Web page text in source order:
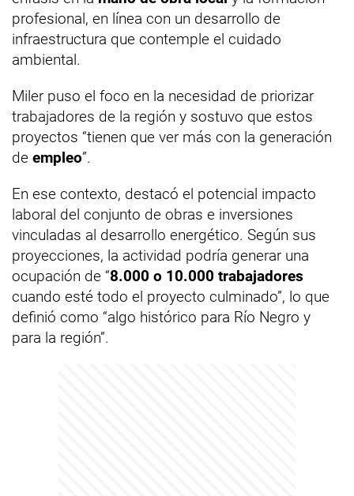
profesional, en línea con un desarrollo de
infraestructura que contemple el cuidado
ambiental.
Miler puso el foco en la necesidad de priorizar
trabajadores de la región y sostuvo que estos
proyectos “tienen que ver más con la generación
de empleo”.
En ese contexto, destacó el potencial impacto
laboral del conjunto de obras e inversiones
vinculadas al desarrollo energético. Según sus
proyecciones, la actividad podría generar una
ocupación de “8.000 o 10.000 trabajadores
cuando esté todo el proyecto culminado”, lo que
definió como “algo histórico para Río Negro y
para la región”.